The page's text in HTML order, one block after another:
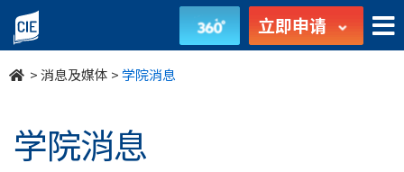
undefined 立即申请
>消息及媒体 >学院消息
学院消息